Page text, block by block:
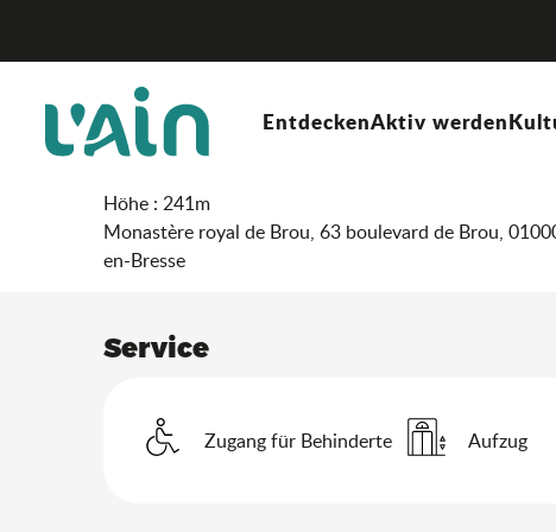
principal
EntdeckenAktiv werden
Samstag 31. oktober von 18:30 bis zu 20:00
Visite des combles de nuit
Höhe : 241m
Monastère royal de Brou, 63 boulevard de Brou,
en-Bresse
Service
Zugang für Behinderte Aufzug